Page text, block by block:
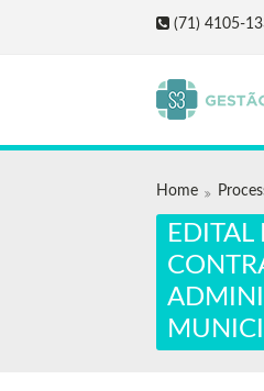
(71) 4105-
Home